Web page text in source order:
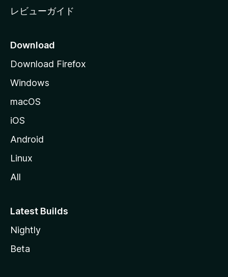
レビューガイド
Download
Download Firefox
Windows
macOS
iOS
Android
Linux
All
Latest Builds
Nightly
Beta